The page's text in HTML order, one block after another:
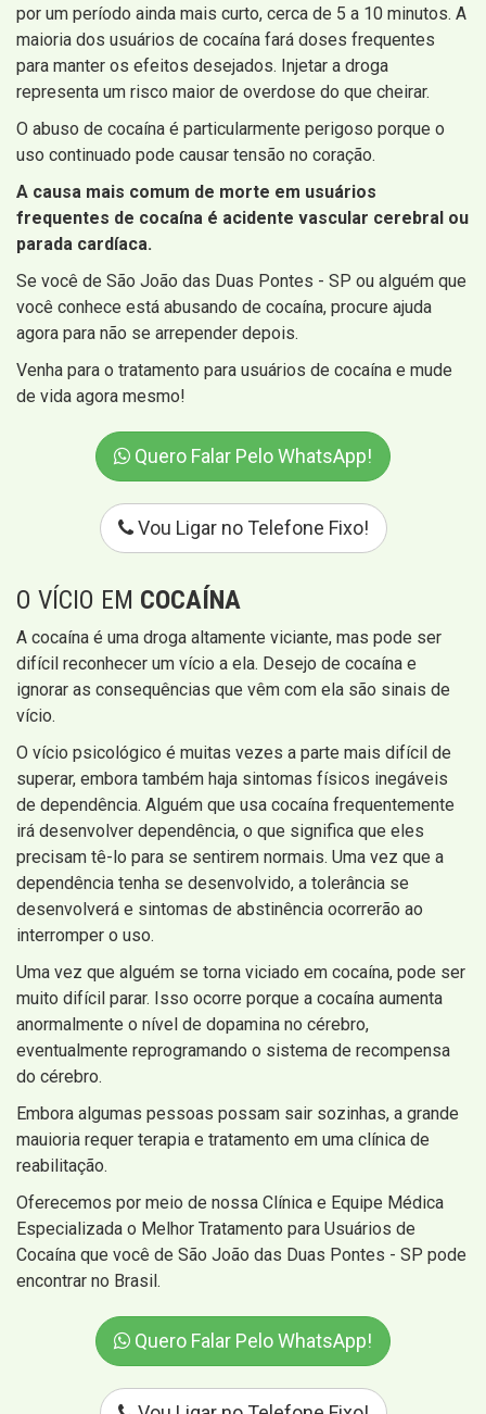
por um período ainda mais curto, cerca de 5 a 10 minutos. A
maioria dos usuários de cocaína fará doses frequentes
para manter os efeitos desejados. Injetar a droga
representa um risco maior de overdose do que cheirar.
O abuso de cocaína é particularmente perigoso porque o
uso continuado pode causar tensão no coração.
A causa mais comum de morte em usuários
frequentes de cocaína é acidente vascular cerebral ou
parada cardíaca.
Se você de São João das Duas Pontes - SP ou alguém que
você conhece está abusando de cocaína, procure ajuda
agora para não se arrepender depois.
Venha para o tratamento para usuários de cocaína e mude
de vida agora mesmo!
Quero Falar Pelo WhatsApp!
Vou Ligar no Telefone Fixo!
O VÍCIO EM COCAÍNA
A cocaína é uma droga altamente viciante, mas pode ser
difícil reconhecer um vício a ela. Desejo de cocaína e
ignorar as consequências que vêm com ela são sinais de
vício.
O vício psicológico é muitas vezes a parte mais difícil de
superar, embora também haja sintomas físicos inegáveis ​​
de dependência. Alguém que usa cocaína frequentemente
irá desenvolver dependência, o que significa que eles
precisam tê-lo para se sentirem normais. Uma vez que a
dependência tenha se desenvolvido, a tolerância se
desenvolverá e sintomas de abstinência ocorrerão ao
interromper o uso.
Uma vez que alguém se torna viciado em cocaína, pode ser
muito difícil parar. Isso ocorre porque a cocaína aumenta
anormalmente o nível de dopamina no cérebro,
eventualmente reprogramando o sistema de recompensa
do cérebro.
Embora algumas pessoas possam sair sozinhas, a grande
mauioria requer terapia e tratamento em uma clínica de
reabilitação.
Oferecemos por meio de nossa Clínica e Equipe Médica
Especializada o Melhor Tratamento para Usuários de
Cocaína que você de São João das Duas Pontes - SP pode
encontrar no Brasil.
Quero Falar Pelo WhatsApp!